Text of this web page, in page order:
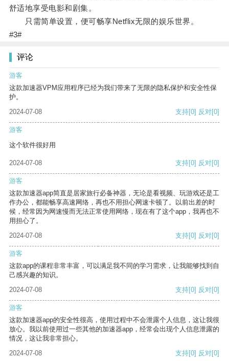
舒适地享受电影和剧集。
只需简单设置，便可畅享Netflix无限的娱乐世界。
#3#
评论
游客
这款加速器VPM应用程序已经为我们带来了无限的隐私保护和安全性保
护。
2024-07-08
支持[0] 反对[0]
游客
这个软件很好用
2024-07-08 支持[0] 反对[0]
游客
这款加速器app简直是居家旅行必备神器，无论是看视频、玩游戏还是工
作办公，都能畅享高速网络，再也不用担心网速卡顿了。以前出差的时
候，经常因为网速慢而无法正常使用网络，现在有了这个app，我再也不
用担心了。
2024-07-08
支持[0] 反对[0]
游客
这款app的课程非常丰富，可以满足我不同的学习需求，让我能够找到自
己感兴趣的知识。
2024-07-08
支持[0] 反对[0]
游客
这款加速器app的安全性很高，使用过程中不会泄露个人信息，这让我很
放心。我以前使用过一些其他的加速器app，经常会出现个人信息泄露的
情况，这让我非常担心。
2024-07-08
支持[0] 反对[0]